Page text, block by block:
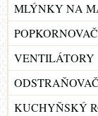
MLÝNKY NA
VENTILÁTORY
KUCHYŇSKÝ